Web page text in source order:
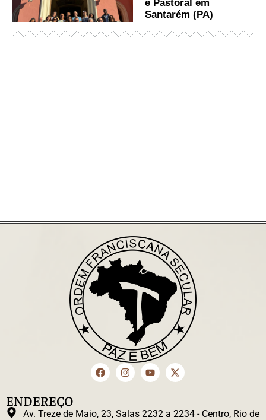
e Pastoral em
Santarém (PA)
ENDEREÇO
Av. Treze de Maio, 23, Salas 2232 a 2234 - Centro, Rio de